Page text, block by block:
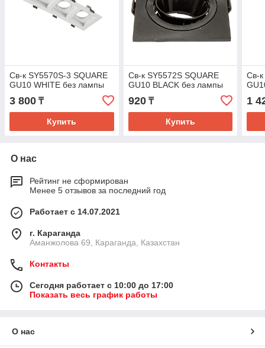
Св-к SY5570S-3 SQUARE
GU10 WHITE без лампы
3 800 ₸
Купить
Св-к SY5572S SQUARE
GU10 BLACK без лампы
920₸
Купить
Св-к
1
О нас
Рейтинг не сформирован
Менее 5 отзывов за последний год
Работает с 14.07.2021
г. Караганда
Аманжолова 69, Караганда, Казахстан
Контакты
Сегодня работает с 10:00 до 17:00
Показать весь график работы
О нас